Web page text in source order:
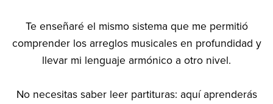
Te enseñaré el mismo sistema que me permitió
comprender los arreglos musicales en profundidad y
llevar mi lenguaje armónico a otro nivel.
No necesitas saber leer partituras: aquí aprenderás